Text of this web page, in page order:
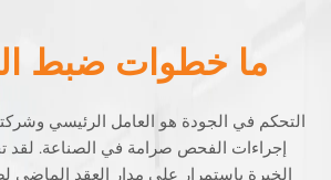
ما خطوات ضبط
التحكم في الجودة هو العامل الرئيسي
إجراءات الفحص صرامة في الصناعة. لقد
الخبرة باستمرار على مدار العقد الماضي